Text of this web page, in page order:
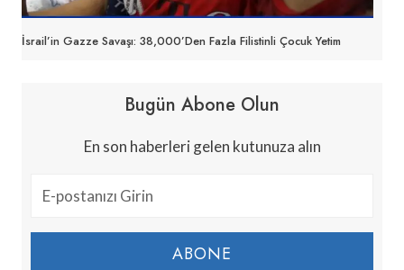
İsrail’in Gazze Savaşı: 38,000’den Fazla Filistinli Çocuk Yetim
Bugün Abone Olun
En son haberleri gelen kutunuza alın
ABONE